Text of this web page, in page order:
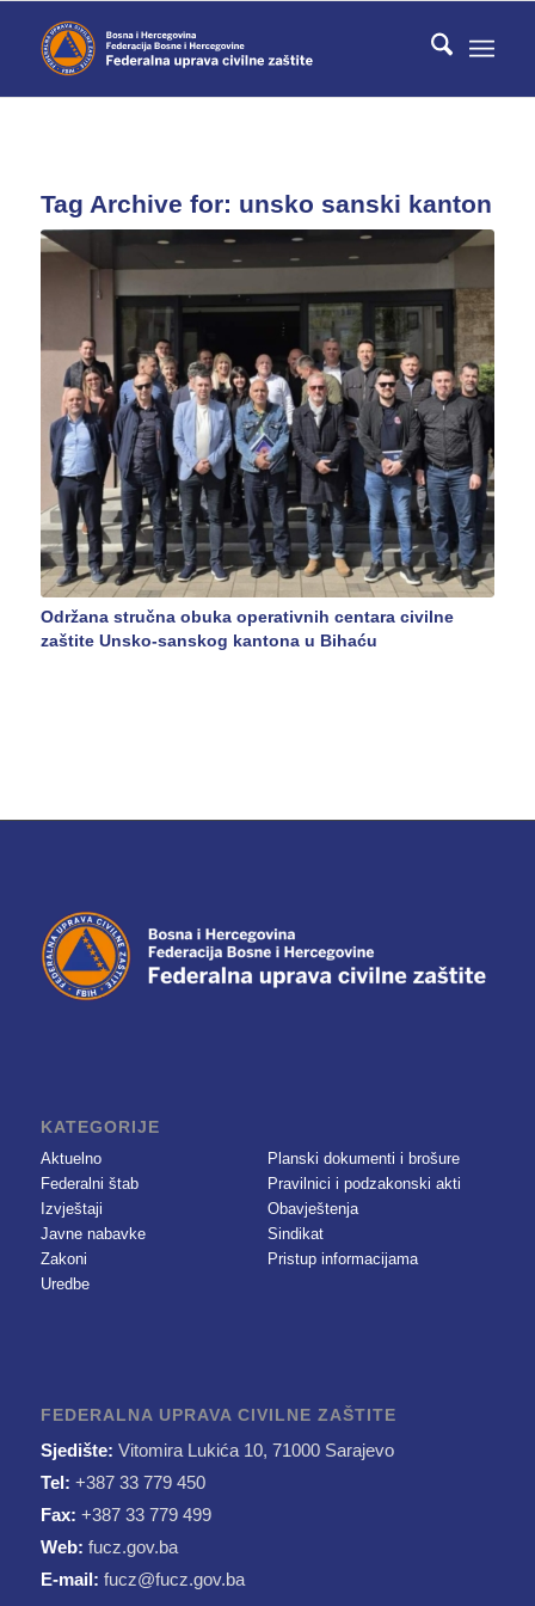
Tag Archive for: unsko sanski kanton
Održana stručna obuka operativnih centara civilne
zaštite Unsko-sanskog kantona u Bihaću
KATEGORIJE
Aktuelno
Federalni štab
Izvještaji
Javne nabavke
Zakoni
Uredbe
Planski dokumenti i brošure
Pravilnici i podzakonski akti
Obavještenja
Sindikat
Pristup informacijama
FEDERALNA UPRAVA CIVILNE ZAŠTITE
Sjedište: Vitomira Lukića 10, 71000 Sarajevo
Tel: +387 33 779 450
Fax: +387 33 779 499
Web: fucz.gov.ba
E-mail: fucz@fucz.gov.ba